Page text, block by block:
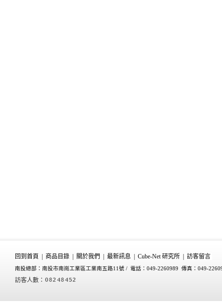
回到首頁 商品目錄 關於我們 最新訊息 Cube-Net 研究所 訪客留言
南投總部：南投市南崗工業區工業南五路11號 / 電話：049-2260989 傳真：049-
訪客人數：